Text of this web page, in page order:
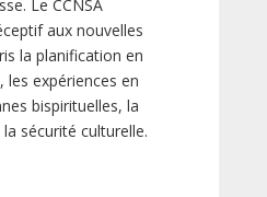
Le CCNSA
aux nouvelles
la planification en
les expériences en
bispirituelles, la
sécurité culturelle.